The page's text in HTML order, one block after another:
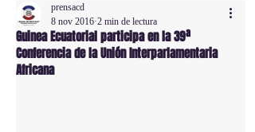
Guinea Ecuatorial participa en la 39ª
Conferencia de la Unión Interparlamentaria
Africana
prensacd
8 nov 2016 2 min de lectura